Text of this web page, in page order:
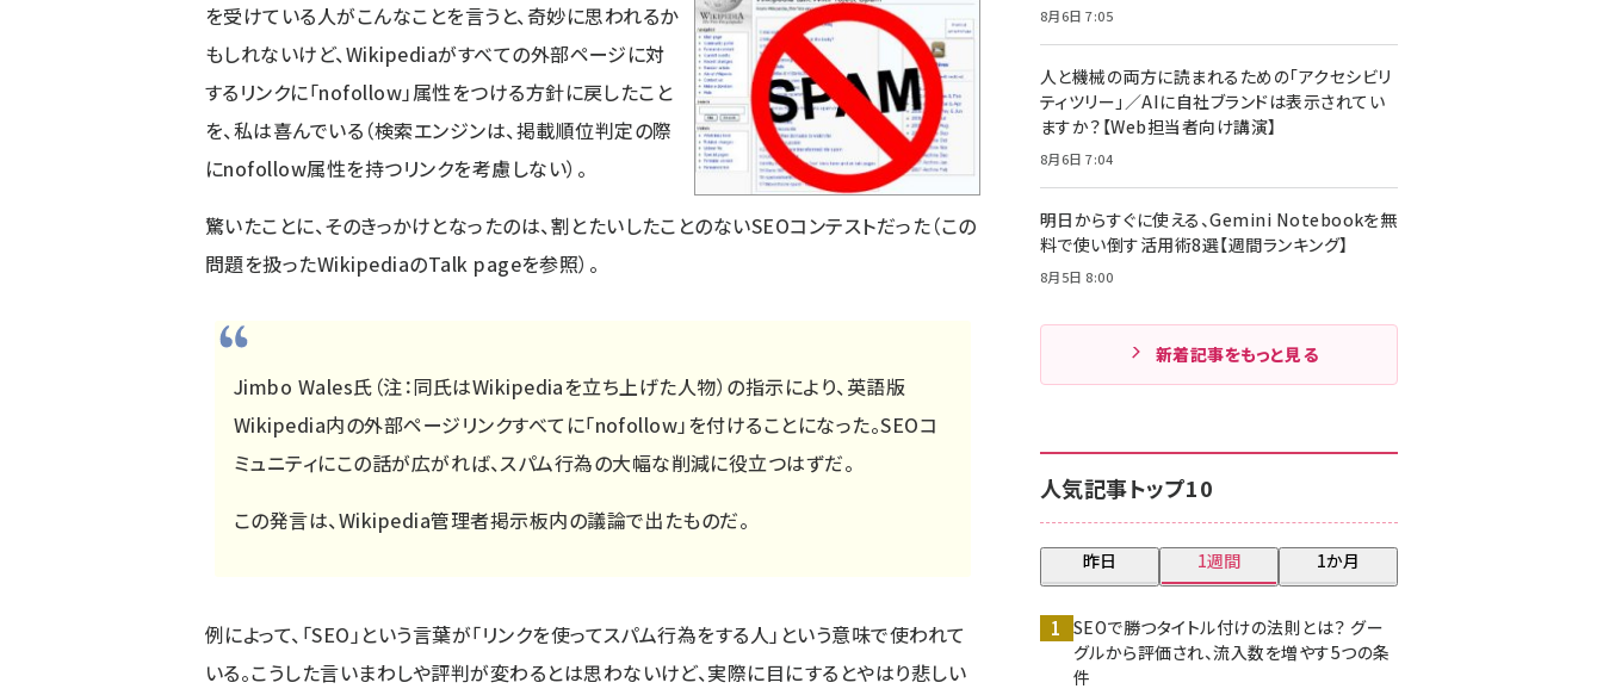
を受けている人がこんなことを言うと、奇妙に思われるか
もしれないけど、Wikipediaがすべての外部ページに対
するリンクに「nofollow」属性をつける方針に戻したこと
を、私は喜んでいる（検索エンジンは、掲載順位判定の際
にnofollow属性を持つリンクを考慮しない）。
驚いたことに、そのきっかけとなったのは、割とたいしたことのないSEOコンテストだった（この
問題を扱ったWikipediaのTalk pageを参照）。
Jimbo Wales氏（注：同氏はWikipediaを立ち上げた人物）の指示により、英語版
Wikipedia内の外部ページリンクすべてに「nofollow」を付けることになった。SEOコ
ミュニティにこの話が広がれば、スパム行為の大幅な削減に役立つはずだ。
この発言は、Wikipedia管理者掲示板内の議論で出たものだ。
例によって、「SEO」という言葉が「リンクを使ってスパム行為をする人」という意味で使われて
いる。こうした言いまわしや評判が変わるとは思わないけど、実際に目にするとやはり悲しい
8月6日 7:05
人と機械の両方に読まれるための「アクセシビリ
ティツリー」／AIに自社ブランドは表示されてい
ますか？【Web担当者向け講演】
8月6日 7:04
明日からすぐに使える、Gemini Notebookを無
料で使い倒す活用術8選【週間ランキング】
8月5日 8:00
新着記事をもっと見る
人気記事トップ10
昨日 1週間 1か月
SEOで勝つタイトル付けの法則とは？ グー
グルから評価され、流入数を増やす5つの条
件